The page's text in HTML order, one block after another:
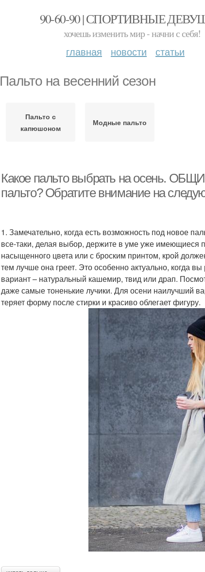
90-60-90 | СПОРТИВНЫЕ
хочешь изменить мир - начни с себя!
главная новости статьи
Пальто на весенний сезон
Пальто с
капюшоном
Модные пальто
Какое пальто выбрать на осень.
пальто? Обратите внимание на
1. Замечательно, когда есть возможность под новое
все-таки, делая выбор, держите в уме уже имеющиеся
насыщенного цвета или с броским принтом, крой
тем лучше она греет. Это особенно актуально, когда
вариант – натуральный кашемир, твид или драп.
даже самые тоненькие лучики. Для осени наилучший
теряет форму после стирки и красиво облегает фигуру.